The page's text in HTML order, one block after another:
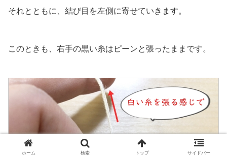
それとともに、結び目を左側に寄せていきます。
このときも、右手の黒い糸はピーンと張ったままです。
ホーム 検索 トップ サイドバー